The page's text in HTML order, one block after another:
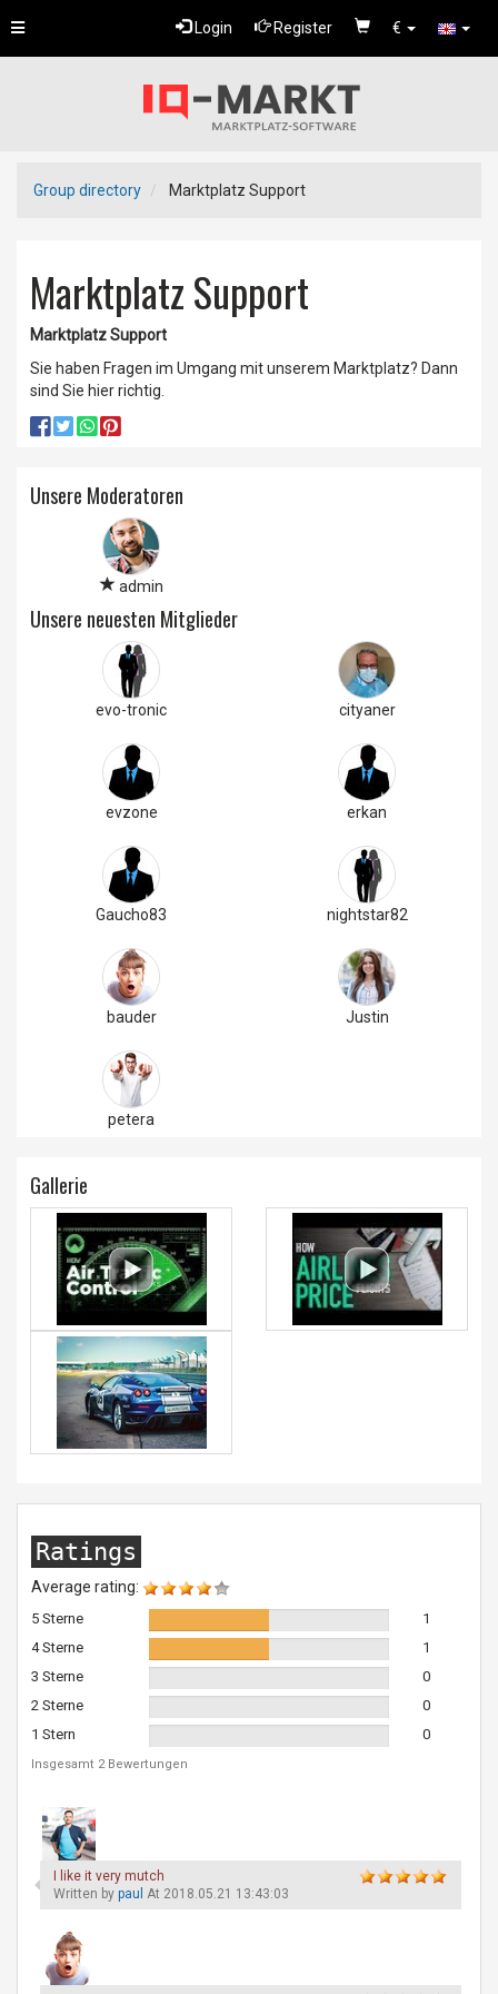
€
Login Register
Toggle
Group directory Marktplatz Support
Marktplatz Support
Marktplatz Support
Sie haben Fragen im Umgang mit unserem Marktplatz? Dann
sind Sie hier richtig.
Unsere Moderatoren
admin
Unsere neuesten Mitglieder
evo-tronic cityaner
evzone erkan
Gaucho83 nightstar82
bauder Justin
petera
Gallerie
Ratings
Average rating:
5 Sterne
1
4 Sterne
1
3 Sterne
0
2 Sterne
0
1 Stern
0
Insgesamt 2 Bewertungen
I like it very mutch
Written by paul At 2018.05.21 13:43:03